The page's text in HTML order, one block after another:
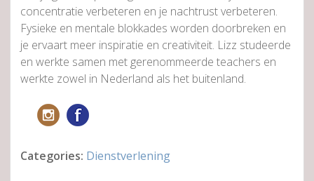
concentratie verbeteren en je nachtrust verbeteren.
Fysieke en mentale blokkades worden doorbreken en
je ervaart meer inspiratie en creativiteit. Lizz studeerde
en werkte samen met gerenommeerde teachers en
werkte zowel in Nederland als het buitenland.
Categories: Dienstverlening